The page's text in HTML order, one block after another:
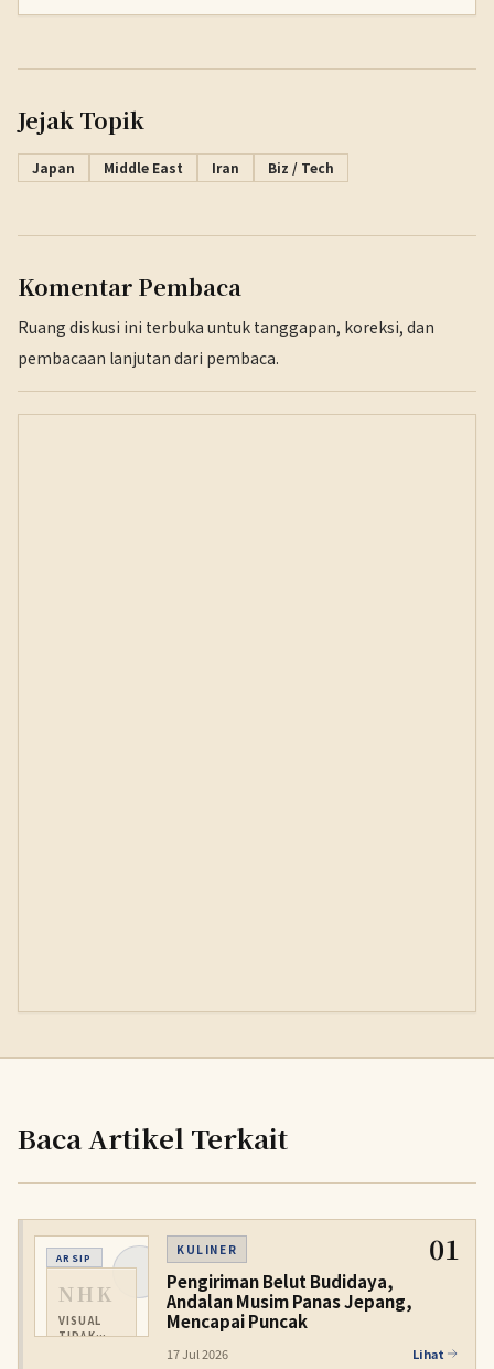
Jejak Topik
Japan Middle East Iran Biz / Tech
Komentar Pembaca
Ruang diskusi ini terbuka untuk tanggapan, koreksi, dan
pembacaan lanjutan dari pembaca.
Baca Artikel Terkait
ARSIP
NHK
VISUAL
TIDAK
KULINER 01
Pengiriman Belut Budidaya,
Andalan Musim Panas Jepang,
Mencapai Puncak
17 Jul 2026 Lihat